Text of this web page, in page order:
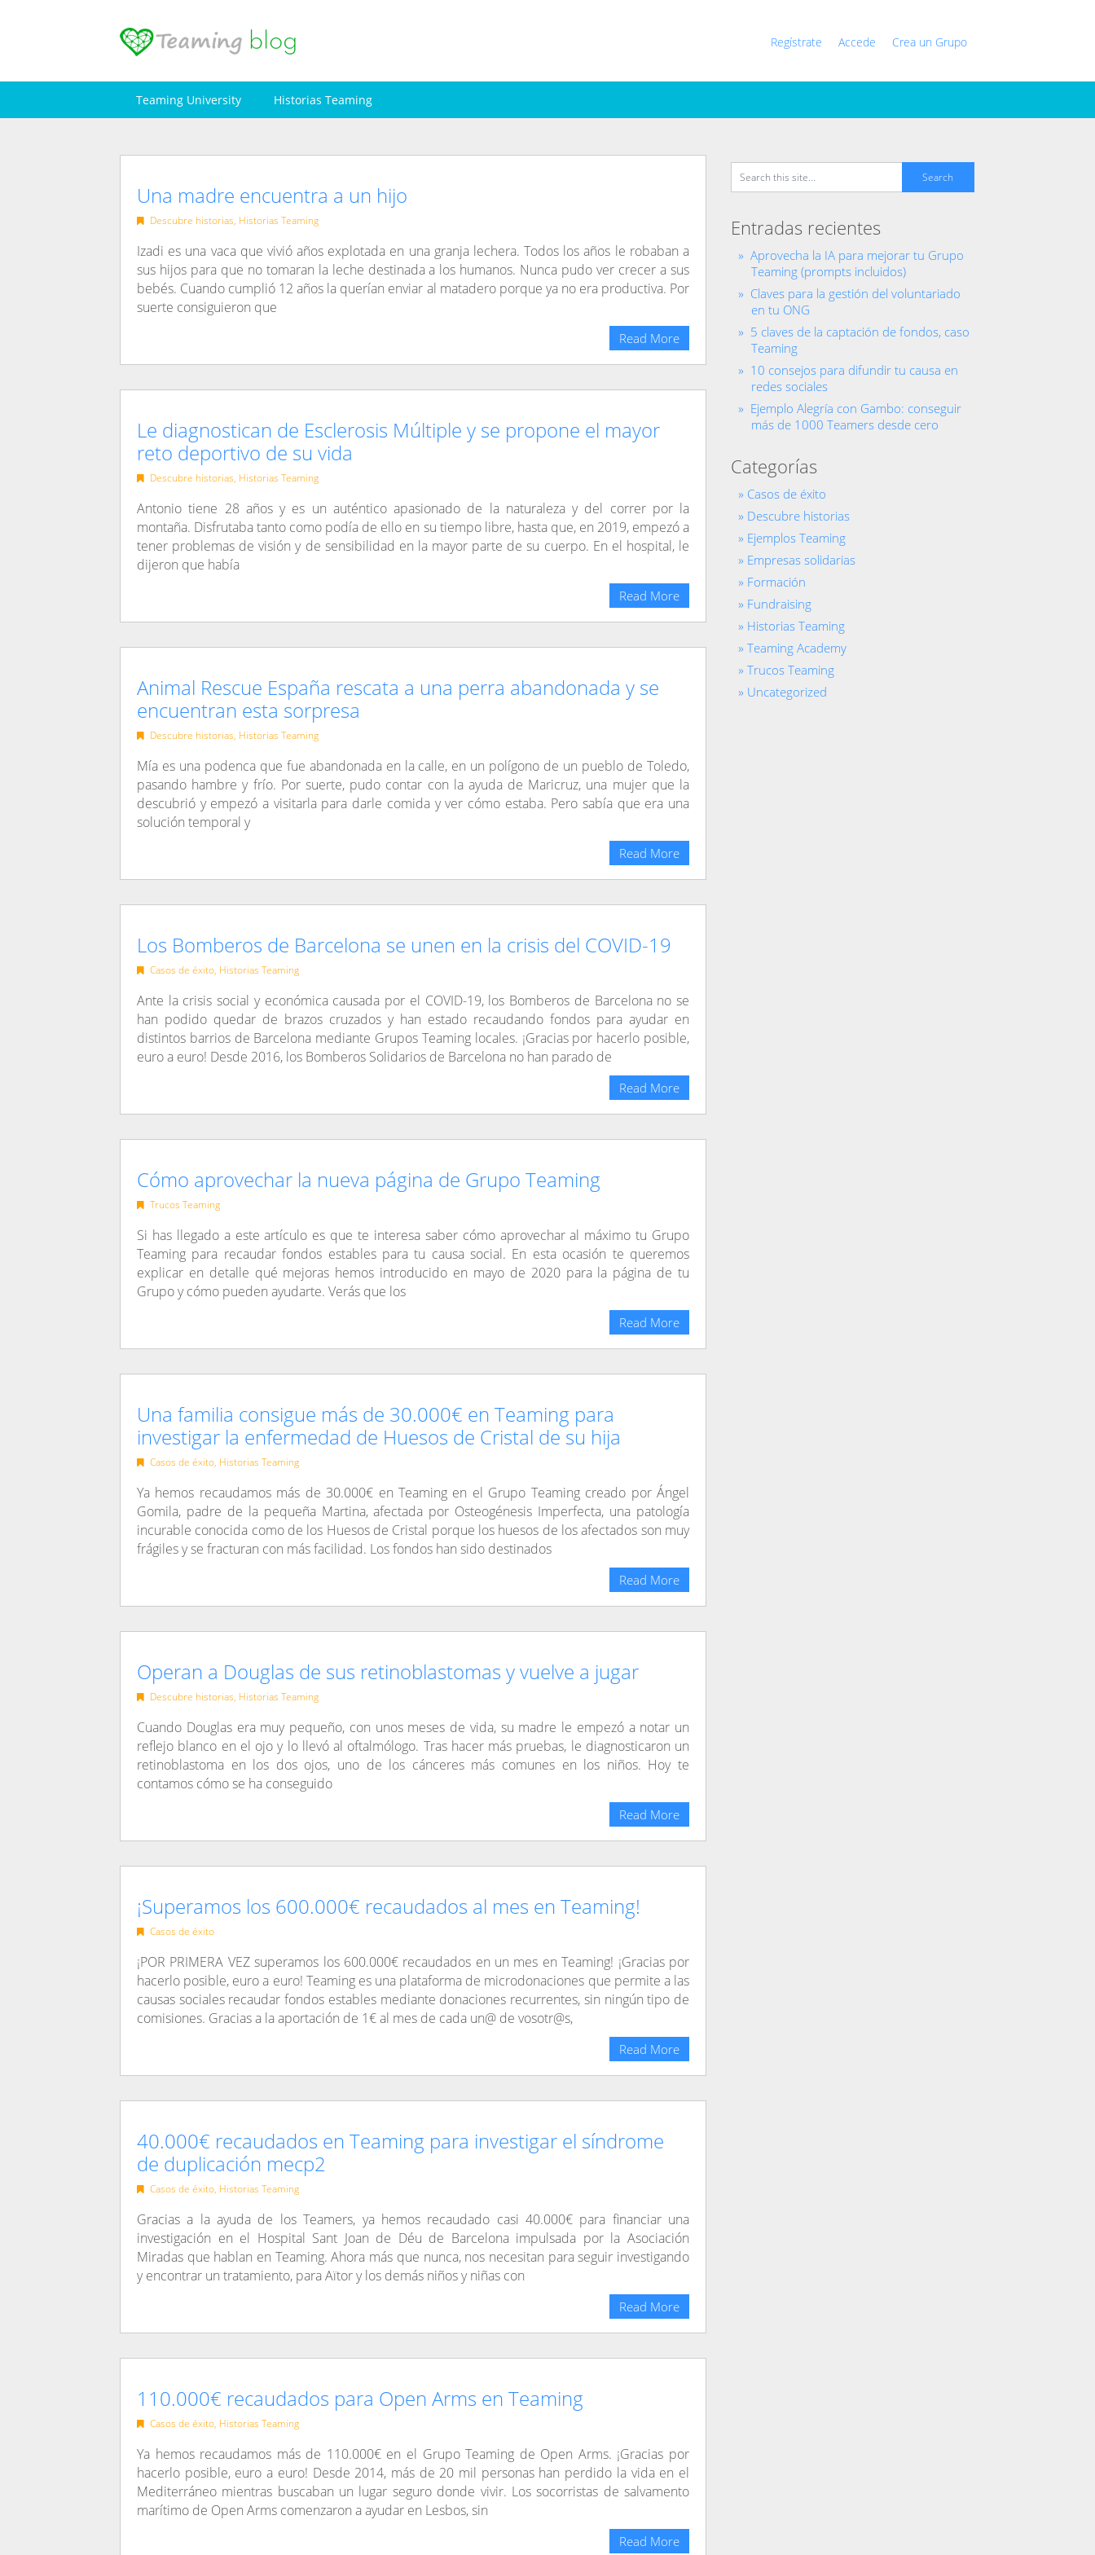
Regístrate Accede Crea un Grupo
Teaming University Historias Teaming
Una madre encuentra a un hijo
Descubre historias, Historias Teaming
Izadi es una vaca que vivió años explotada en una granja lechera. Todos los años le robaban a
sus hijos para que no tomaran la leche destinada a los humanos. Nunca pudo ver crecer a sus
bebés. Cuando cumplió 12 años la querían enviar al matadero porque ya no era productiva. Por
suerte consiguieron que
Read More
Le diagnostican de Esclerosis Múltiple y se propone el mayor
reto deportivo de su vida
Descubre historias, Historias Teaming
Antonio tiene 28 años y es un auténtico apasionado de la naturaleza y del correr por la
montaña. Disfrutaba tanto como podía de ello en su tiempo libre, hasta que, en 2019, empezó a
tener problemas de visión y de sensibilidad en la mayor parte de su cuerpo. En el hospital, le
dijeron que había
Read More
Animal Rescue España rescata a una perra abandonada y se
encuentran esta sorpresa
Descubre historias, Historias Teaming
Mía es una podenca que fue abandonada en la calle, en un polígono de un pueblo de Toledo,
pasando hambre y frío. Por suerte, pudo contar con la ayuda de Maricruz, una mujer que la
descubrió y empezó a visitarla para darle comida y ver cómo estaba. Pero sabía que era una
solución temporal y
Read More
Los Bomberos de Barcelona se unen en la crisis del COVID-19
Casos de éxito, Historias Teaming
Ante la crisis social y económica causada por el COVID-19, los Bomberos de Barcelona no se
han podido quedar de brazos cruzados y han estado recaudando fondos para ayudar en
distintos barrios de Barcelona mediante Grupos Teaming locales. ¡Gracias por hacerlo posible,
euro a euro! Desde 2016, los Bomberos Solidarios de Barcelona no han parado de
Read More
Cómo aprovechar la nueva página de Grupo Teaming
Trucos Teaming
Si has llegado a este artículo es que te interesa saber cómo aprovechar al máximo tu Grupo
Teaming para recaudar fondos estables para tu causa social. En esta ocasión te queremos
explicar en detalle qué mejoras hemos introducido en mayo de 2020 para la página de tu
Grupo y cómo pueden ayudarte. Verás que los
Read More
Una familia consigue más de 30.000€ en Teaming para
investigar la enfermedad de Huesos de Cristal de su hija
Casos de éxito, Historias Teaming
Ya hemos recaudamos más de 30.000€ en Teaming en el Grupo Teaming creado por Ángel
Gomila, padre de la pequeña Martina, afectada por Osteogénesis Imperfecta, una patología
incurable conocida como de los Huesos de Cristal porque los huesos de los afectados son muy
frágiles y se fracturan con más facilidad. Los fondos han sido destinados
Read More
Operan a Douglas de sus retinoblastomas y vuelve a jugar
Descubre historias, Historias Teaming
Cuando Douglas era muy pequeño, con unos meses de vida, su madre le empezó a notar un
reflejo blanco en el ojo y lo llevó al oftalmólogo. Tras hacer más pruebas, le diagnosticaron un
retinoblastoma en los dos ojos, uno de los cánceres más comunes en los niños. Hoy te
contamos cómo se ha conseguido
Read More
¡Superamos los 600.000€ recaudados al mes en Teaming!
Casos de éxito
¡POR PRIMERA VEZ superamos los 600.000€ recaudados en un mes en Teaming! ¡Gracias por
hacerlo posible, euro a euro! Teaming es una plataforma de microdonaciones que permite a las
causas sociales recaudar fondos estables mediante donaciones recurrentes, sin ningún tipo de
comisiones. Gracias a la aportación de 1€ al mes de cada un@ de vosotr@s,
Read More
40.000€ recaudados en Teaming para investigar el síndrome
de duplicación mecp2
Casos de éxito, Historias Teaming
Gracias a la ayuda de los Teamers, ya hemos recaudado casi 40.000€ para financiar una
investigación en el Hospital Sant Joan de Déu de Barcelona impulsada por la Asociación
Miradas que hablan en Teaming. Ahora más que nunca, nos necesitan para seguir investigando
y encontrar un tratamiento, para Aïtor y los demás niños y niñas con
Read More
110.000€ recaudados para Open Arms en Teaming
Casos de éxito, Historias Teaming
Ya hemos recaudamos más de 110.000€ en el Grupo Teaming de Open Arms. ¡Gracias por
hacerlo posible, euro a euro! Desde 2014, más de 20 mil personas han perdido la vida en el
Mediterráneo mientras buscaban un lugar seguro donde vivir. Los socorristas de salvamento
marítimo de Open Arms comenzaron a ayudar en Lesbos, sin
Read More
Entradas recientes
Aprovecha la IA para mejorar tu Grupo
Teaming (prompts incluidos)
Claves para la gestión del voluntariado
en tu ONG
5 claves de la captación de fondos, caso
Teaming
10 consejos para difundir tu causa en
redes sociales
Ejemplo Alegría con Gambo: conseguir
más de 1000 Teamers desde cero
Categorías
Casos de éxito
Descubre historias
Ejemplos Teaming
Empresas solidarias
Formación
Fundraising
Historias Teaming
Teaming Academy
Trucos Teaming
Uncategorized